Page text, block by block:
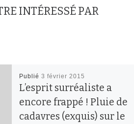
INTÉRESSÉ PAR
Publié 3 février 2015
L’esprit surréaliste a
encore frappé ! Pluie de
cadavres (exquis) sur le